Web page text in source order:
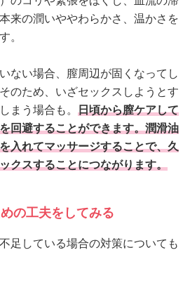
来の潤いややわらかさ、温かさを
。
ない場合、膣周辺が固くなってし
のため、いざセックスしようとす
まう場合も。 日頃から膣ケアして
回避することができます。潤滑油
入れてマッサージすることで、久
クスすることにつながります。
の工夫をしてみる
足している場合の対策についても